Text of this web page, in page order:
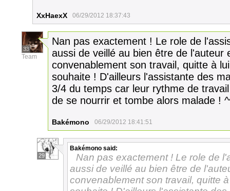
XxHaexX 06/29/2012 18:37:43
33
Team
Nan pas exactement ! Le role de
aussi de veillé au bien être de l'auteur
convenablement son travail, quitte à
souhaite ! D'ailleurs l'assistante des
3/4 du temps car leur rythme de
de se nourrir et tombe alors malade !
Bakémono 06/29/2012 18:41:51
29
Bakémono said:
Nan pas exactement ! Le role de
aussi de veillé au bien être de
convenablement son travail, quitte